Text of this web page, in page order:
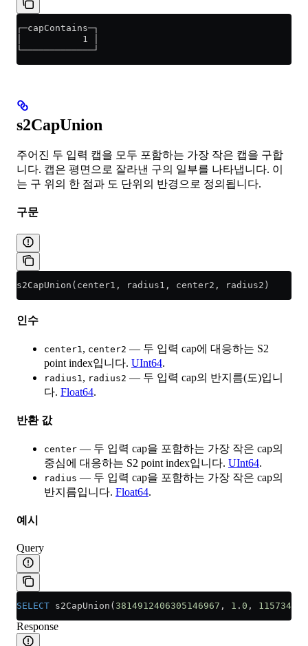
┌─capContains─┐
│           1 │
└─────────────┘
s2CapUnion
주어진 두 입력 캡을 모두 포함하는 가장 작은 캡을 구합
니다. 캡은 평면으로 잘라낸 구의 일부를 나타냅니다. 이
는 구 위의 한 점과 도 단위의 반경으로 정의됩니다.
구문
s2CapUnion(center1, radius1, center2, radius2)
인수
center1 , center2 — 두 입력 cap에 대응하는 S2
point index입니다. UInt64.
radius1 , radius2 — 두 입력 cap의 반지름(도)입니
다. Float64.
반환 값
center — 두 입력 cap을 포함하는 가장 작은 cap의
중심에 대응하는 S2 point index입니다. UInt64.
radius — 두 입력 cap을 포함하는 가장 작은 cap의
반지름입니다. Float64.
예시
Query
SELECT s2CapUnion( 3814912406305146967 , 1 . 0 ,
Response